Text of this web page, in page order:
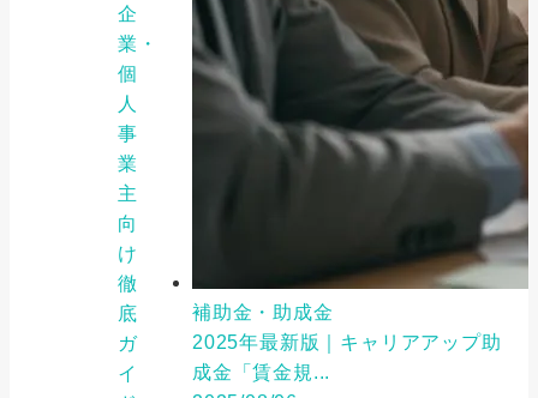
企
業・
個
人
事
業
主
向
け
徹
底
ガ
イ
補助金・助成金
2025年最新版｜キャリアアップ助
成金「賃金規...